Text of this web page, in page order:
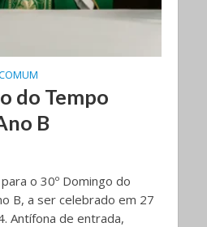
do Tempo
B
o 30º Domingo do
B, a ser celebrado em 27
Antífona de entrada,